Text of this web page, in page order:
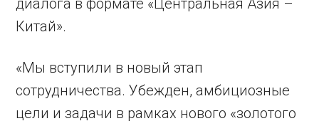
Китай».
«Мы вступили в новый этап
сотрудничества. Убежден, амбициозные
цели и задачи в рамках нового «золотого